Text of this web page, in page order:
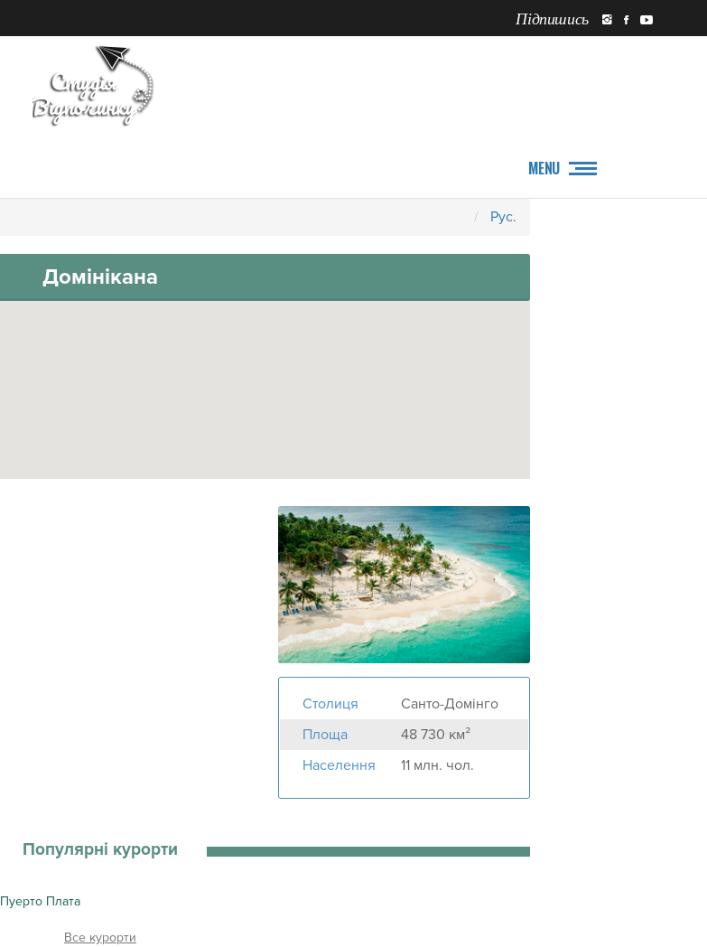
Підпишись
MENU
Рус.
Домінікана
Столиця
Санто-Домінго
Площа
48 730 км²
Населення
11 млн. чол.
Популярні курорти
Тури Пуерто Плата
курорти